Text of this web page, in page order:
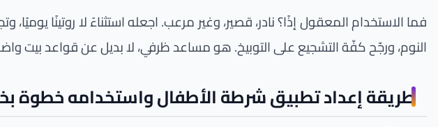
فما الاستخدام المعقول إذًا؟ نادر، قصير، وغير مرعب. اجعله استثناءً لا روتينًا
النوم، ورجّح كفّة التشجيع على التوبيخ. هو مساعد ظرفي، لا بديل عن قواعد بيت
طريقة إعداد تطبيق شرطة الأطفال واستخدامه خطوة